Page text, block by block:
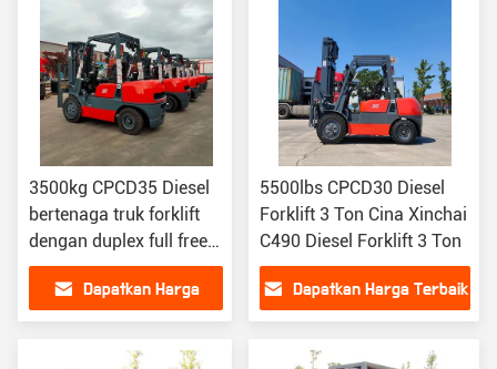
3500kg CPCD35 Diesel
bertenaga truk forklift
dengan duplex full free
lift mast
Dapatkan Harga
5500lbs CPCD30 Diesel
Forklift 3 Ton Cina Xinchai
C490 Diesel Forklift 3 Ton
Dapatkan Harga Terbaik